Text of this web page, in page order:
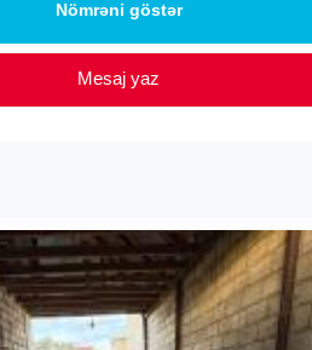
Nömrəni göstər
Mesaj yaz